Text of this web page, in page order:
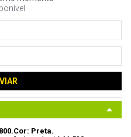
Cor: Preta.